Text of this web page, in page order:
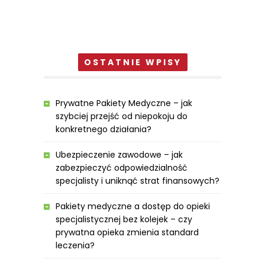
OSTATNIE WPISY
Prywatne Pakiety Medyczne – jak
szybciej przejść od niepokoju do
konkretnego działania?
Ubezpieczenie zawodowe – jak
zabezpieczyć odpowiedzialność
specjalisty i uniknąć strat finansowych?
Pakiety medyczne a dostęp do opieki
specjalistycznej bez kolejek – czy
prywatna opieka zmienia standard
leczenia?